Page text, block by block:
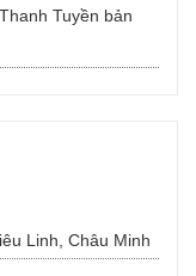
Tuyền bản
Linh, Châu Minh